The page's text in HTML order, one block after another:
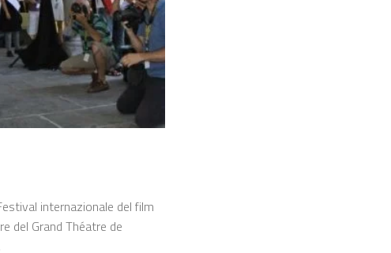
internazionale del film
del Grand Théatre de